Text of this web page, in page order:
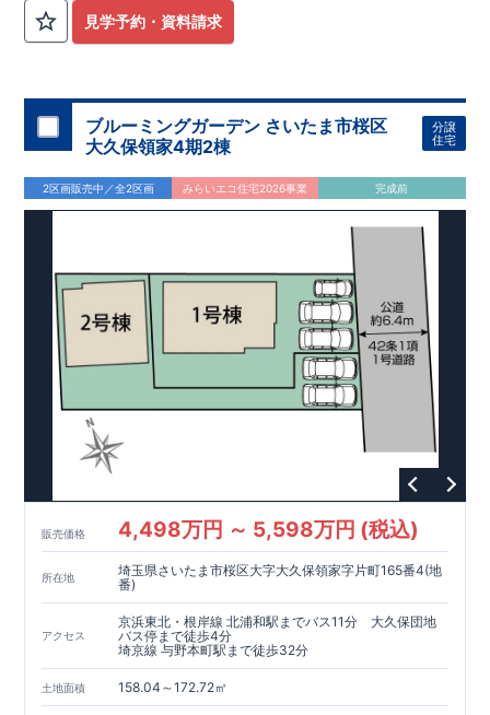
見学予約・資料請求
ブルーミングガーデン さいたま市桜区
大久保領家4期2棟
分譲
住宅
2区画販売中／全2区画 みらいエコ住宅2026事業 完成前
販売価格 4,498万円 ～ 5,598万円 (税込)
所在地
埼玉県さいたま市桜区大字大久保領家字片町165番4(地
番)
アクセス
京浜東北・根岸線 北浦和駅までバス11分 大久保団地
バス停まで徒歩4分
埼京線 与野本町駅まで徒歩32分
土地面積 158.04～172.72㎡